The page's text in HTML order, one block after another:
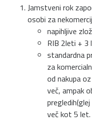
Jamstveni rok
osobi za
napihljive
RIB 2leti + 3
standardna
za
od nakupa
več, ampak
več kot 5 let.